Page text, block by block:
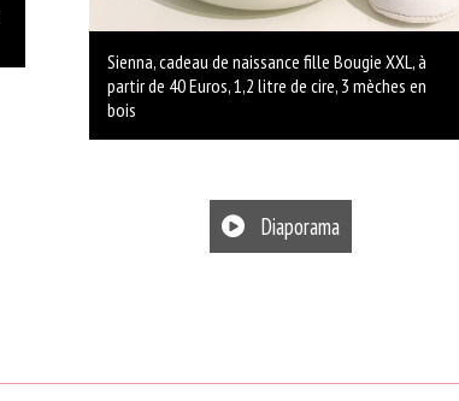
Sienna, cadeau de naissance fille Bougie XXL, à
partir de 40 Euros, 1,2 litre de cire, 3 mèches en
bois
Diaporama